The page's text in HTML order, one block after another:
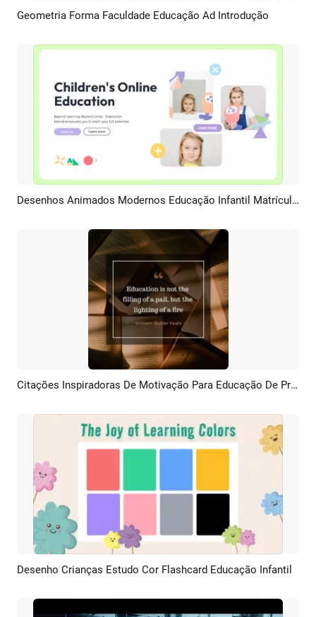
Pré-visualizar Criar IA
Geometria Forma Faculdade Educação Ad Introdução
Pré-visualizar Criar IA Desenhos Animados Modernos Educação Infantil Matrícula Introdução Aluno
Pré-visualizar Personalizar Citações Inspiradoras De Motivação Para Educação De Professores
Pré-visualizar Criar IA
Desenho Crianças Estudo Cor Flashcard Educação Infantil